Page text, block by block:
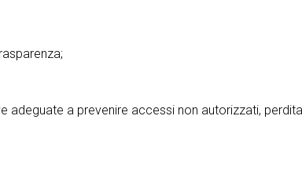
adeguate a prevenire accessi non autorizzati,